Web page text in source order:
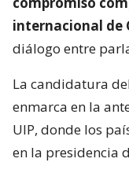
internacional de
diálogo entre
La candidatura
enmarca en la
UIP, donde los
en la presidencia